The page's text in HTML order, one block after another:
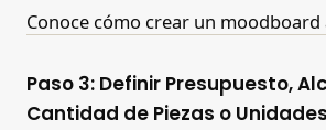
Conoce cómo crear un moodboard
Paso 3: Definir Presupuesto,
Cantidad de Piezas o Unidades